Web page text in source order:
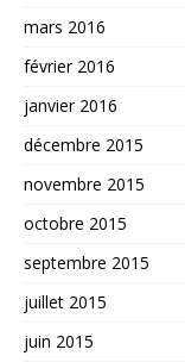
mars 2016
février 2016
janvier 2016
décembre 2015
novembre 2015
octobre 2015
septembre 2015
juillet 2015
juin 2015